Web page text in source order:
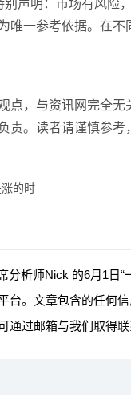
声明：市场有风险
唯一参考依据。在不
点，与资讯网完全
责。读者请谨慎参
的时
分析师Nick 的6月1日“
台。文章包含的任何
通过邮箱与我们取得